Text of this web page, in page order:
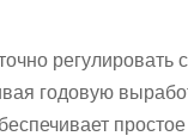
годовую